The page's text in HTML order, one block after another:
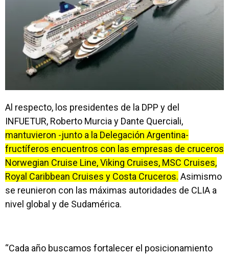
Al respecto, los presidentes de la DPP y del
INFUETUR, Roberto Murcia y Dante Querciali,
mantuvieron -junto a la Delegación Argentina-
fructíferos encuentros con las empresas de cruceros
Norwegian Cruise Line, Viking Cruises, MSC Cruises,
Royal Caribbean Cruises y Costa Cruceros. Asimismo
se reunieron con las máximas autoridades de CLIA a
nivel global y de Sudamérica.
“Cada año buscamos fortalecer el posicionamiento